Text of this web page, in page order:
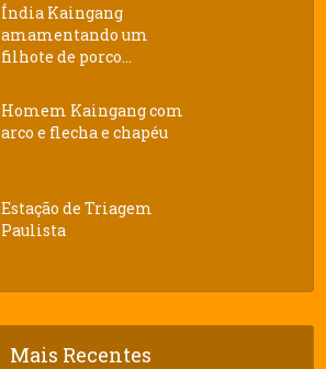
Índia Kaingang
amamentando um
filhote de porco...
Homem Kaingang com
arco e flecha e chapéu
Estação de Triagem
Paulista
Mais Recentes